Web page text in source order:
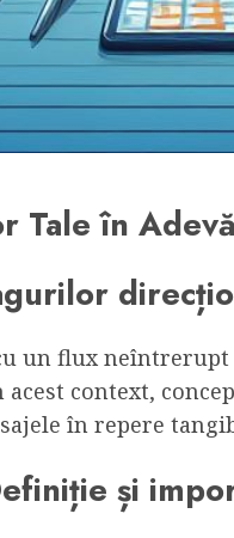
Tale în
un flux
context,
în repere
și